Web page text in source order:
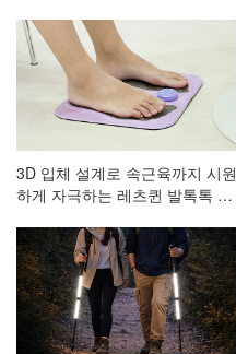
3D 입체 설계로 속근육까지 시원
하게 자극하는 레츠퀸 발톡톡 저